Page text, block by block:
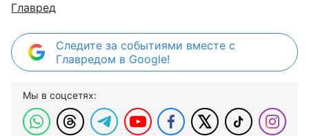
Главред
Следите за событиями вместе с
Главредом в Google!
Мы в соцсетях: